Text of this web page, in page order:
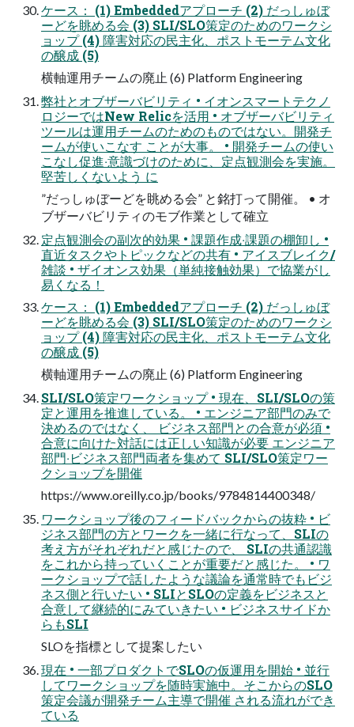
ケース： (1) Embeddedアプローチ (2) だっしゅぼ
ーどを眺める会 (3) SLI/SLO策定のためのワークシ
ョップ (4) 障害対応の⺠主化、ポストモーテム⽂化
の醸成 (5)
横軸運⽤チームの廃⽌ (6) Platform Engineering
弊社とオブザーバビリティ • イオンスマートテクノ
ロジーではNew Relicを活⽤ • オブザーバビリティ
ツールは運⽤チームのためのものではない。開発チ
ームが使いこなす ことが⼤事。 • 開発チームの使い
こなし促進‧意識づけのために、定点観測会を実施。
堅苦しくないよう に
”だっしゅぼーどを眺める会” と銘打って開催。 • オ
ブザーバビリティのモブ作業として確⽴
定点観測会の副次的効果 • 課題作成‧課題の棚卸し •
直近タスクやトピックなどの共有 • アイスブレイク/
雑談 • ザイオンス効果（単純接触効果）で協業がし
易くなる！
ケース： (1) Embeddedアプローチ (2) だっしゅぼ
ーどを眺める会 (3) SLI/SLO策定のためのワークシ
ョップ (4) 障害対応の⺠主化、ポストモーテム⽂化
の醸成 (5)
横軸運⽤チームの廃⽌ (6) Platform Engineering
SLI/SLO策定ワークショップ • 現在、SLI/SLOの策
定と運⽤を推進している。 • エンジニア部⾨のみで
決めるのではなく、 ビジネス部⾨との合意が必須 •
合意に向けた対話には正しい知識が必要 エンジニア
部⾨‧ビジネス部⾨両者を集めて SLI/SLO策定ワー
クショップを開催
https://www.oreilly.co.jp/books/9784814400348/
ワークショップ後のフィードバックからの抜粋 • ビ
ジネス部⾨の⽅とワークを⼀緒に⾏なって、SLIの
考え⽅がそれぞれだと感じたので、 SLIの共通認識
をこれから持っていくことが重要だと感じた。 • ワ
ークショップで話したような議論を通常時でもビジ
ネス側と⾏いたい • SLIとSLOの定義をビジネスと
合意して継続的にみていきたい • ビジネスサイドか
らもSLI
SLOを指標として提案したい
現在 • ⼀部プロダクトでSLOの仮運⽤を開始 • 並⾏
してワークショップを随時実施中。そこからのSLO
策定会議が開発チーム主導で開催 される流れができ
ている